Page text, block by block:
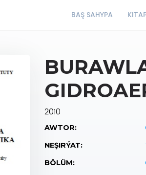
BAŞ SAHYPA
2010
AWTOR:
NEŞIRÝAT:
BÖLÜM: